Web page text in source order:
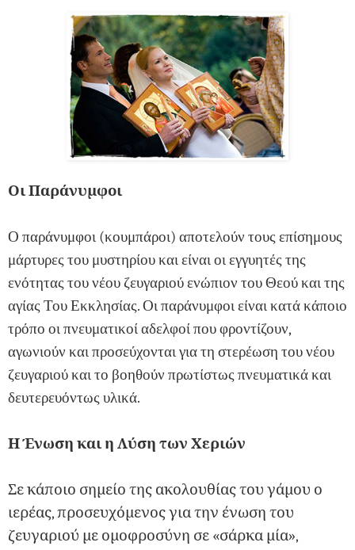
Οι Παράνυμφοι
Ο παράνυμφοι (κουμπάροι) αποτελούν τους επίσημους
μάρτυρες του μυστηρίου και είναι οι εγγυητές της
ενότητας του νέου ζευγαριού ενώπιον του Θεού και της
αγίας Του Εκκλησίας. Οι παράνυμφοι είναι κατά κάποιο
τρόπο οι πνευματικοί αδελφοί που φροντίζουν,
αγωνιούν και προσεύχονται για τη στερέωση του νέου
ζευγαριού και το βοηθούν πρωτίστως πνευματικά και
δευτερευόντως υλικά.
Η Ένωση και η Λύση των Χεριών
Σε κάποιο σημείο της ακολουθίας του γάμου ο
ιερέας, προσευχόμενος για την ένωση του
ζευγαριού με ομοφροσύνη σε «σάρκα μία»,